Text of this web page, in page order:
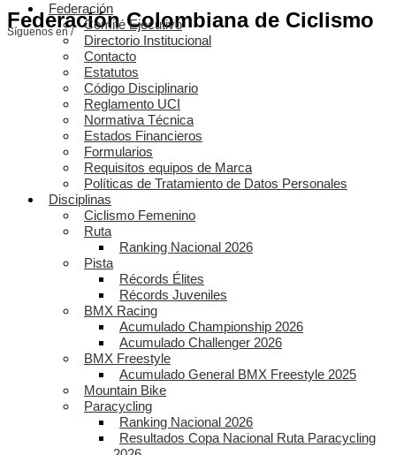
Federación Colombiana de Ciclismo
Síguenos en /
Federación
Comité Ejecutivo
Directorio Institucional
Contacto
Estatutos
Código Disciplinario
Reglamento UCI
Normativa Técnica
Estados Financieros
Formularios
Requisitos equipos de Marca
Políticas de Tratamiento de Datos Personales
Disciplinas
Ciclismo Femenino
Ruta
Ranking Nacional 2026
Pista
Récords Élites
Récords Juveniles
BMX Racing
Acumulado Championship 2026
Acumulado Challenger 2026
BMX Freestyle
Acumulado General BMX Freestyle 2025
Mountain Bike
Paracycling
Ranking Nacional 2026
Resultados Copa Nacional Ruta Paracycling